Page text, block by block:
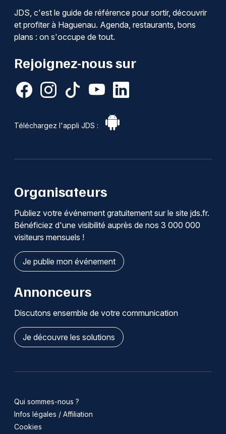
Newsletter des sorties
Actus à Haguenau
Restaurants
JDS, c'est le guide de référence pour sortir, découvrir
et profiter à Haguenau. Agenda, restaurants, bons
plans : on s'occupe de tout.
Rejoignez-nous sur
Téléchargez l'appli JDS :
Organisateurs
Publiez votre événement gratuitement sur le site jds.fr.
Bénéficiez d'une visibilité auprès de nos 3 000 000
visiteurs mensuels !
Je publie mon événement
Annonceurs
Discutons ensemble de votre communication
Je découvre les solutions
Qui sommes-nous ?
Infos légales / Affiliation
Cookies